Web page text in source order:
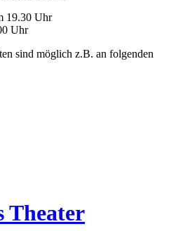
19.30 Uhr
Uhr
sind möglich z.B. an folgenden